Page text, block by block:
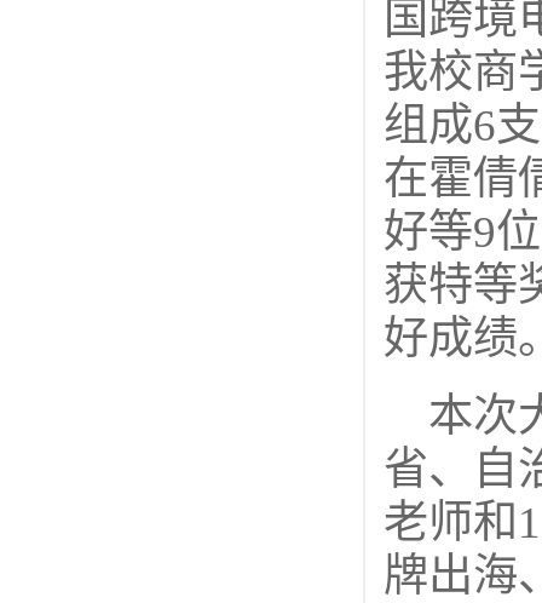
国跨境
我校商
组成6
在霍倩
好等9
获特等
好成绩
本次
省、自
老师和
牌出海